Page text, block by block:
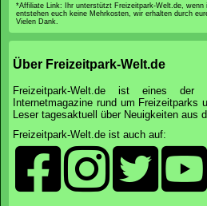
*Affiliate Link: Ihr unterstützt Freizeitpark-Welt.de, wenn
entstehen euch keine Mehrkosten, wir erhalten durch
Vielen Dank.
Über Freizeitpark-Welt.de
Freizeitpark-Welt.de ist eines der
Internetmagazine rund um Freizeitparks
Leser tagesaktuell über Neuigkeiten aus
Freizeitpark-Welt.de ist auch auf: